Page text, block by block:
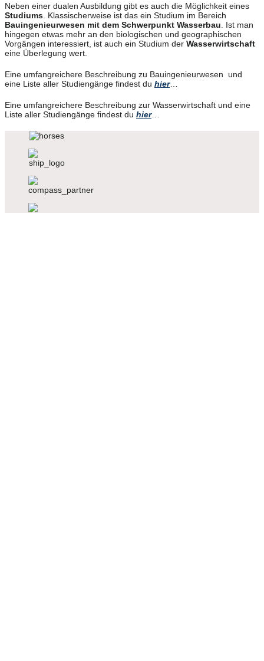
Neben einer dualen Ausbildung gibt es auch die Möglichkeit eines
Studiums . Klassischerweise ist das ein Studium im Bereich
Bauingenieurwesen mit dem Schwerpunkt Wasserbau . Ist man
hingegen etwas mehr an den biologischen und geographischen
Vorgängen interessiert, ist auch ein Studium der Wasserwirtschaft
eine Überlegung wert.
Eine umfangreichere Beschreibung zu Bauingenieurwesen und
eine Liste aller Studiengänge findest du hier…
Eine umfangreichere Beschreibung zur Wasserwirtschaft und eine
Liste aller Studiengänge findest du hier…